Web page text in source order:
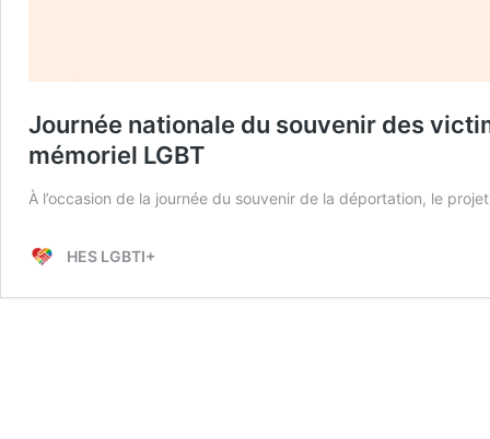
Journée nationale du souvenir des
mémoriel LGBT
À l’occasion de la journée du souvenir de la déportation, le
HES LGBTI+